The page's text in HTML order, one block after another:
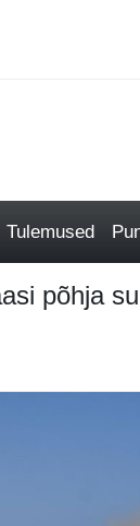
Tulemused
põhja